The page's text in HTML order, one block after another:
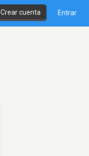
Crear cuenta Entrar